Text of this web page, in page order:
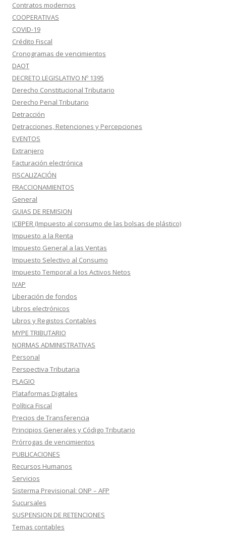
Contratos modernos
COOPERATIVAS
COVID-19
Crédito Fiscal
Cronogramas de vencimientos
DAOT
DECRETO LEGISLATIVO Nº 1395
Derecho Constitucional Tributario
Derecho Penal Tributario
Detracción
Detracciones, Retenciones y Percepciones
EVENTOS
Extranjero
Facturación electrónica
FISCALIZACIÓN
FRACCIONAMIENTOS
General
GUIAS DE REMISION
ICBPER (Impuesto al consumo de las bolsas de plástico)
Impuesto a la Renta
Impuesto General a las Ventas
Impuesto Selectivo al Consumo
Impuesto Temporal a los Activos Netos
IVAP
Liberación de fondos
Libros electrónicos
Libros y Registos Contables
MYPE TRIBUTARIO
NORMAS ADMINISTRATIVAS
Personal
Perspectiva Tributaria
PLAGIO
Plataformas Digitales
Política Fiscal
Precios de Transferencia
Principios Generales y Código Tributario
Prórrogas de vencimientos
PUBLICACIONES
Recursos Humanos
Servicios
Sisterma Previsional: ONP – AFP
Sucursales
SUSPENSION DE RETENCIONES
Temas contables